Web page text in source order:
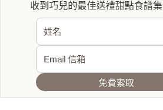
收到巧兒的最佳送禮甜點食譜集
免費索取